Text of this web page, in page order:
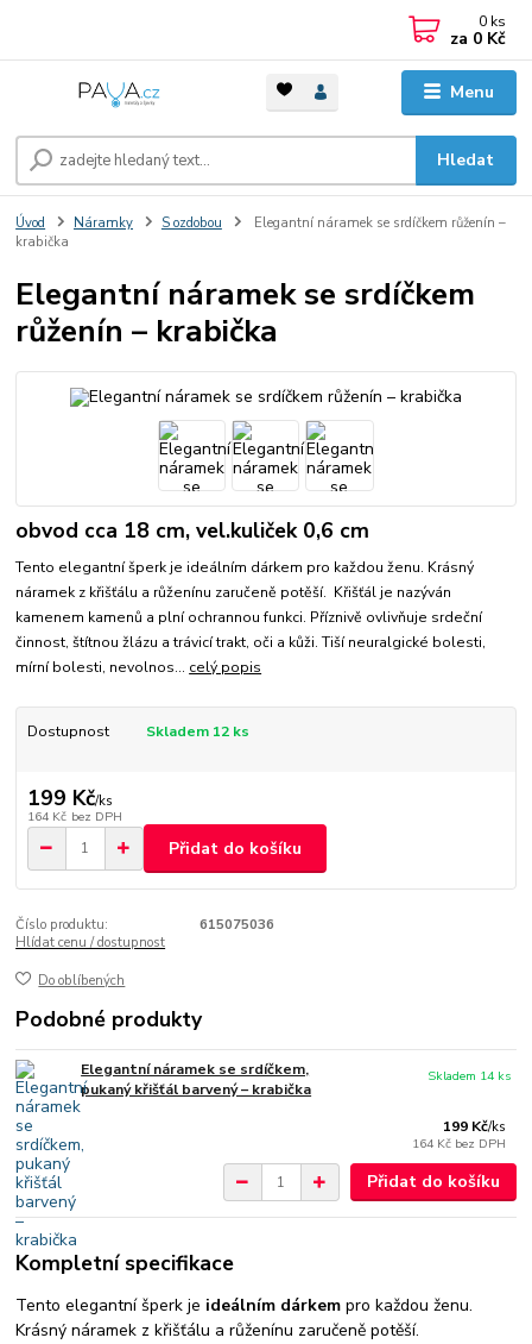
Menu
Hledat
0 ks
za 0 Kč
Úvod Náramky S ozdobou
Elegantní náramek se srdíčkem růženín –
krabička
Elegantní náramek se srdíčkem
růženín – krabička
obvod cca 18 cm, vel.kuliček 0,6 cm
Tento elegantní šperk je ideálním dárkem pro každou ženu. Krásný
náramek z křišťálu a růženínu zaručeně potěší. Křišťál je nazýván
kamenem kamenů a plní ochrannou funkci. Příznivě ovlivňuje srdeční
činnost, štítnou žlázu a trávicí trakt, oči a kůži. Tiší neuralgické bolesti,
mírní bolesti, nevolnos... celý popis
Dostupnost Skladem 12 ks
199 Kč/ks
164 Kč bez DPH
Přidat do košíku
Číslo produktu:
615075036
Hlídat cenu / dostupnost
Do oblíbených
Podobné produkty
Elegantní náramek se srdíčkem,
pukaný křišťál barvený – krabička
199 Kč/ks
164 Kč bez DPH
Skladem 14 ks
Přidat do košíku
Kompletní specifikace
Tento elegantní šperk je ideálním dárkem pro každou ženu.
Krásný náramek z křišťálu a růženínu zaručeně potěší.